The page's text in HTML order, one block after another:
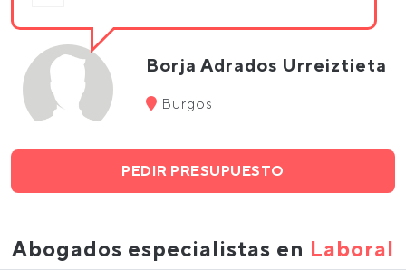
Borja Adrados Urreiztieta
Burgos
PEDIR PRESUPUESTO
Abogados especialistas en Laboral